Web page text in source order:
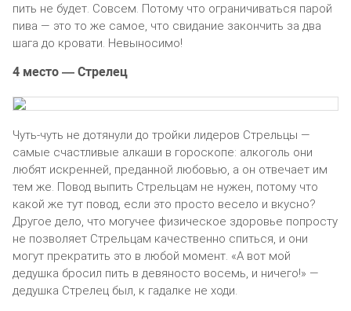
пить не будет. Совсем. Потому что ограничиваться парой
пива — это то же самое, что свидание закончить за два
шага до кровати. Невыносимо!
4 место — Стрелец
Чуть-чуть не дотянули до тройки лидеров Стрельцы —
самые счастливые алкаши в гороскопе: алкоголь они
любят искренней, преданной любовью, а он отвечает им
тем же. Повод выпить Стрельцам не нужен, потому что
какой же тут повод, если это просто весело и вкусно?
Другое дело, что могучее физическое здоровье попросту
не позволяет Стрельцам качественно спиться, и они
могут прекратить это в любой момент. «А вот мой
дедушка бросил пить в девяносто восемь, и ничего!» —
дедушка Стрелец был, к гадалке не ходи.